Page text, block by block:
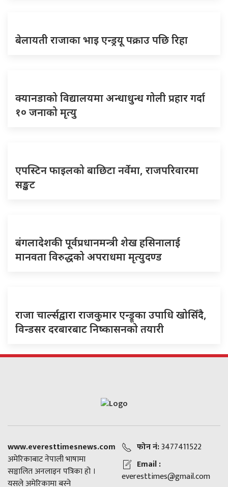
बेलायती राजाका भाइ एन्ड्रयू पक्राउ पछि रिहा
क्यानडाको विद्यालयमा अन्धाधुन्ध गोली प्रहार गर्दा
१० जनाको मृत्यु
एपस्टिन फाइलको बाछिटा नर्वेमा, राजपरिवारमा
सङ्कट
बंगलादेशकी पूर्वप्रधानमन्त्री शेख हसिनालाई
मानवता विरुद्धको अपराधमा मृत्युदण्ड
राजा चार्ल्सद्वारा राजकुमार एन्ड्रूका उपाधि खोसिँदै,
विन्डसर दरबारबाट निष्कासनको तयारी
www.everesttimesnews.com
अमेरिकाबाट नेपाली भाषामा
सञ्चालित अनलाइन पत्रिका हो ।
यसले अमेरिकामा बस्ने
फोन नं:3477411522
Email :
everesttimes@gmail.com